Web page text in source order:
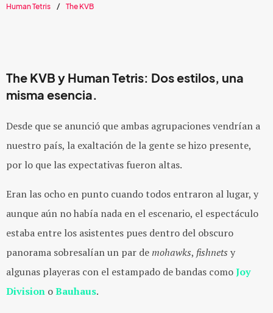
Human Tetris The KVB
The KVB y Human Tetris: Dos estilos, una
misma esencia.
Desde que se anunció que ambas agrupaciones vendrían a
nuestro país, la exaltación de la gente se hizo presente,
por lo que las expectativas fueron altas.
Eran las ocho en punto cuando todos entraron al lugar, y
aunque aún no había nada en el escenario, el espectáculo
estaba entre los asistentes pues dentro del obscuro
panorama sobresalían un par demohawks, fishnets y
algunas playeras con el estampado de bandas comoJoy
Division oBauhaus.